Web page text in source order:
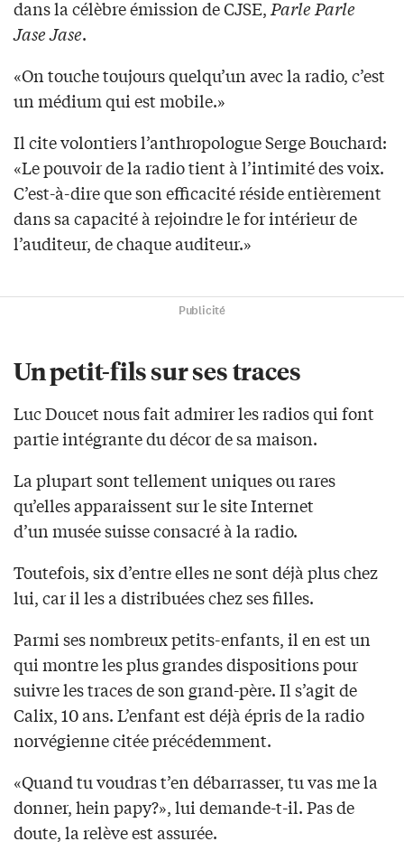
dans la célèbre émission de CJSE, Parle Parle
Jase Jase.
«On touche toujours quelqu’un avec la radio, c’est
un médium qui est mobile.»
Il cite volontiers l’anthropologue Serge Bouchard:
«Le pouvoir de la radio tient à l’intimité des voix.
C’est-à-dire que son efficacité réside entièrement
dans sa capacité à rejoindre le for intérieur de
l’auditeur, de chaque auditeur.»
Publicité
Un petit-fils sur ses traces
Luc Doucet nous fait admirer les radios qui font
partie intégrante du décor de sa maison.
La plupart sont tellement uniques ou rares
qu’elles apparaissent sur le site Internet
d’un musée suisse consacré à la radio.
Toutefois, six d’entre elles ne sont déjà plus chez
lui, car il les a distribuées chez ses filles.
Parmi ses nombreux petits-enfants, il en est un
qui montre les plus grandes dispositions pour
suivre les traces de son grand-père. Il s’agit de
Calix, 10 ans. L’enfant est déjà épris de la radio
norvégienne citée précédemment.
«Quand tu voudras t’en débarrasser, tu vas me la
donner, hein papy?», lui demande-t-il. Pas de
doute, la relève est assurée.